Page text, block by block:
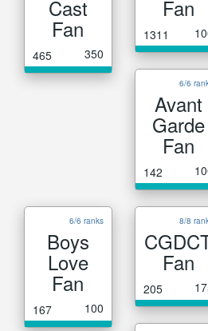
Cast
Fan
465 350
Fan
1311
6/6
Avant
Garde
Fan
142
6/6 ranks
Boys
Love
Fan
167 100
8/8
Fan
205